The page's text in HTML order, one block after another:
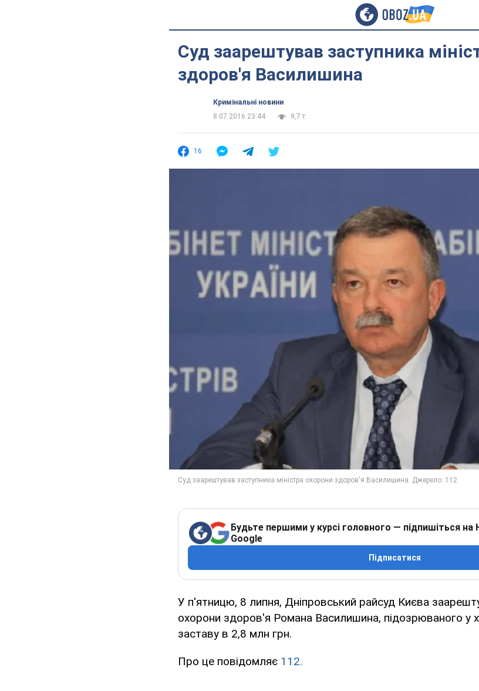
Суд заарештував заступника
здоров'я Василишина
Кримінальні новини
8.07.2016 23:44
9,7 т.
16
Будьте першими у курсі головного — підпишіться на
Google
Підписатися
У п'ятницю, 8 липня, Дніпровський райсуд Києва
охорони здоров'я Романа Василишина, підозрюваного у
заставу в 2,8 млн грн.
Про це повідомляє 112.